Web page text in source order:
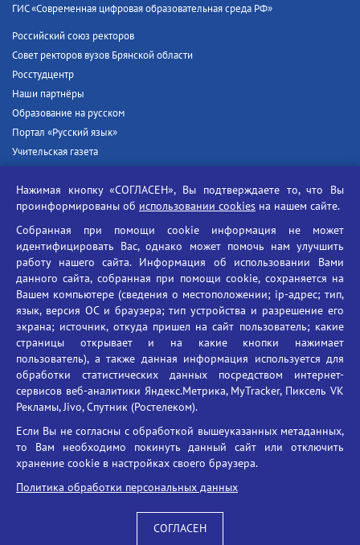
ГИС «Современная цифровая образовательная среда РФ»
Российский союз ректоров
Совет ректоров вузов Брянской области
Росстудцентр
Наши партнёры
Образование на русском
Портал «Русский язык»
Учительская газета
Единый портал государственных услуг
Противодействие угрозам информационной безопасности
Социальные ролики - Генеральная прокуратура РФ
Противодействие коррупции
БГУ против наркотиков
Брянский государственный университет
имени академика И.Г. Петровского
Время работы: пн-пт 09:00-18:00
Телефон: +7(4832)58-90-85
Вход
Нажимая кнопку «СОГЛАСЕН», Вы подтверждаете то, что Вы
проинформированы об использовании cookies на нашем сайте.
Собранная при помощи cookie информация не может
идентифицировать Вас, однако может помочь нам улучшить
работу нашего сайта. Информация об использовании Вами
данного сайта, собранная при помощи cookie, сохраняется на
Вашем компьютере (сведения о местоположении; ip-адрес; тип,
язык, версия ОС и браузера; тип устройства и разрешение его
экрана; источник, откуда пришел на сайт пользователь; какие
страницы открывает и на какие кнопки нажимает
пользователь), а также данная информация используется для
обработки статистических данных посредством интернет-
сервисов веб-аналитики Яндекс.Метрика, MyTracker, Пиксель VK
Рекламы, Jivo, Спутник (Ростелеком).
Если Вы не согласны с обработкой вышеуказанных метаданных,
то Вам необходимо покинуть данный сайт или отключить
хранение cookie в настройках своего браузера.
Политика обработки персональных данных
СОГЛАСЕН